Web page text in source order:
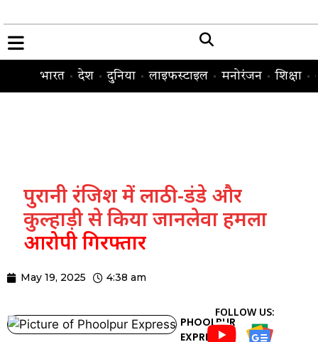
भारत देश दुनिया लाइफस्टाइल मनोरंजन शिक्षा
पुरानी रंजिश में लाठी-डंडे और
कुल्हाड़ी से किया जानलेवा हमला
आरोपी गिरफ्तार
May 19, 2025 4:38 am
PHOOLPUR
EXPRESS
FOLLOW US: